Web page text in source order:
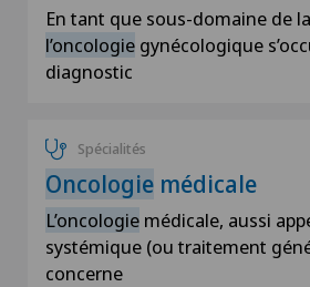
En tant que sous-domaine de
l’oncologie gynécologique
diagnostic
Spécialités
Oncologie médicale
L’oncologie médicale, aussi
systémique (ou traitement
concerne